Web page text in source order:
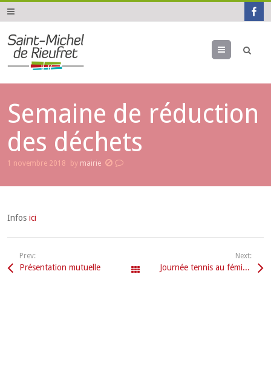
Menu
Semaine de réduction
des déchets
1 novembre 2018 by mairie
Infosici
Prev:
Présentation mutuelle All Events
Next:
Journée tennis au féminin